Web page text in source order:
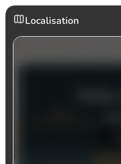
Localisation